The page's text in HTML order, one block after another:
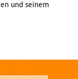
und seinem